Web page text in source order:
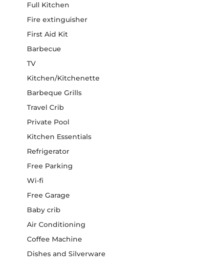
Full Kitchen
Fire extinguisher
First Aid Kit
Barbecue
TV
Kitchen/Kitchenette
Barbeque Grills
Travel Crib
Private Pool
Kitchen Essentials
Refrigerator
Free Parking
Wi-fi
Free Garage
Baby crib
Air Conditioning
Coffee Machine
Dishes and Silverware